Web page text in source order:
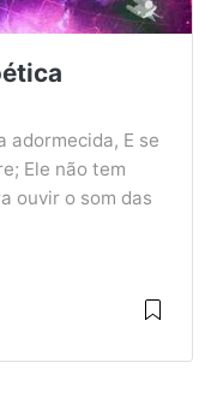
adormecida, E se
Ele não tem
ouvir o som das